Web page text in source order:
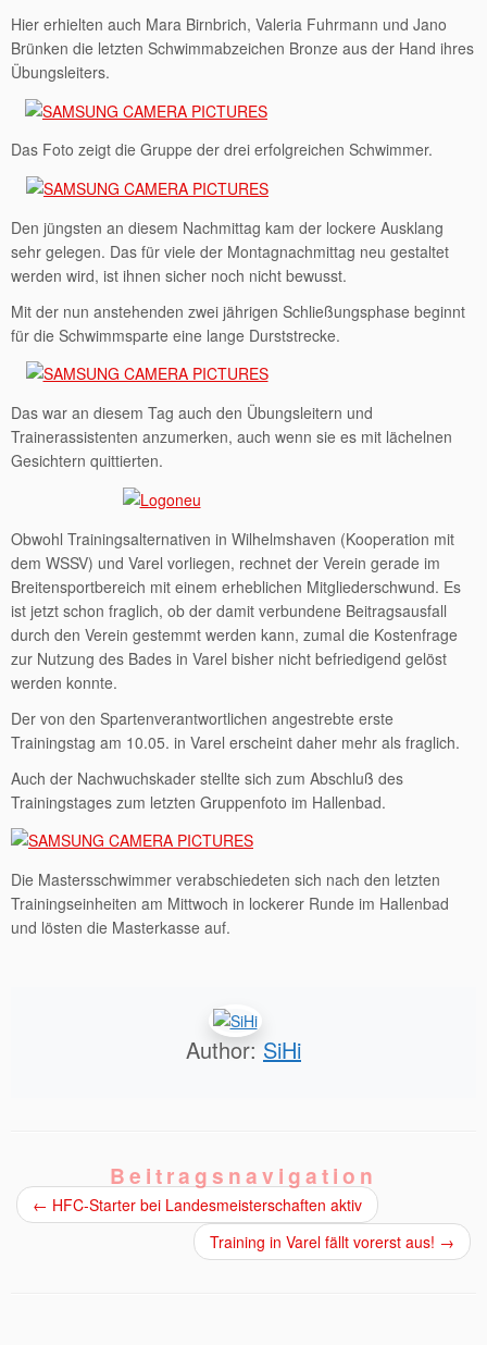
Hier erhielten auch Mara Birnbrich, Valeria Fuhrmann und Jano
Brünken die letzten Schwimmabzeichen Bronze aus der Hand ihres
Übungsleiters.
Das Foto zeigt die Gruppe der drei erfolgreichen Schwimmer.
Den jüngsten an diesem Nachmittag kam der lockere Ausklang
sehr gelegen. Das für viele der Montagnachmittag neu gestaltet
werden wird, ist ihnen sicher noch nicht bewusst.
Mit der nun anstehenden zwei jährigen Schließungsphase beginnt
für die Schwimmsparte eine lange Durststrecke.
Das war an diesem Tag auch den Übungsleitern und
Trainerassistenten anzumerken, auch wenn sie es mit lächelnen
Gesichtern quittierten.
Obwohl Trainingsalternativen in Wilhelmshaven (Kooperation mit
dem WSSV) und Varel vorliegen, rechnet der Verein gerade im
Breitensportbereich mit einem erheblichen Mitgliederschwund. Es
ist jetzt schon fraglich, ob der damit verbundene Beitragsausfall
durch den Verein gestemmt werden kann, zumal die Kostenfrage
zur Nutzung des Bades in Varel bisher nicht befriedigend gelöst
werden konnte.
Der von den Spartenverantwortlichen angestrebte erste
Trainingstag am 10.05. in Varel erscheint daher mehr als fraglich.
Auch der Nachwuchskader stellte sich zum Abschluß des
Trainingstages zum letzten Gruppenfoto im Hallenbad.
Die Mastersschwimmer verabschiedeten sich nach den letzten
Trainingseinheiten am Mittwoch in lockerer Runde im Hallenbad
und lösten die Masterkasse auf.
Author: SiHi
Beitragsnavigation
← HFC-Starter bei Landesmeisterschaften aktiv
Training in Varel fällt vorerst aus! →